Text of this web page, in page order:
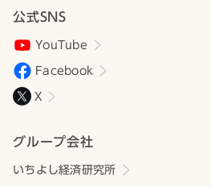
公式SNS
YouTube
Facebook
X
グループ会社
いちよし経済研究所